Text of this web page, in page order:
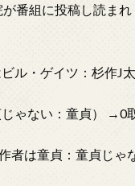
番組に投稿し読まれ
ル・ゲイツ：杉作J太
ゃない：童貞） →0
者は童貞：童貞じゃ